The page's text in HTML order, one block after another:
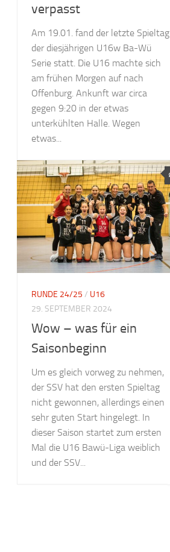
verpasst
Am 19.01. fand der letzte Spieltag
der diesjährigen U16w Ba-Wü
Serie statt. Die U16 machte sich
am frühen Morgen auf nach
Offenburg. Ankunft war circa
gegen 9:20 in der etwas
unterkühlten Halle. Wegen
etwas...
RUNDE 24/25 / U16
29. SEPTEMBER 2024
Wow – was für ein
Saisonbeginn
Um es gleich vorweg zu nehmen,
der SSV hat den ersten Spieltag
nicht gewonnen, allerdings einen
sehr guten Start hingelegt. In
dieser Saison startet zum ersten
Mal die U16 Bawü-Liga weiblich
und der SSV...